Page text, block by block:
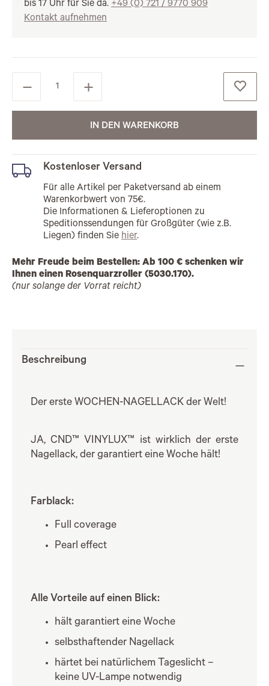
bis 17 Uhr für Sie da. +49 (0) 721 / 9770 909
Kontakt aufnehmen
IN DEN WARENKORB
Kostenloser Versand
Für alle Artikel per Paketversand ab einem
Warenkorbwert von 75€.
Die Informationen & Lieferoptionen zu
Speditionssendungen für Großgüter (wie z.B.
Liegen) finden Sie hier.
Mehr Freude beim Bestellen: Ab 100 € schenken wir
Ihnen einen Rosenquarzroller (5030.170).
(nur solange der Vorrat reicht)
Beschreibung
Der erste WOCHEN-NAGELLACK der Welt!
JA, CND™ VINYLUX™ ist wirklich der erste
Nagellack, der garantiert eine Woche hält!
Farblack:
Full coverage
Pearl effect
Alle Vorteile auf einen Blick:
hält garantiert eine Woche
selbsthaftender Nagellack
härtet bei natürlichem Tageslicht –
keine UV-Lampe notwendig